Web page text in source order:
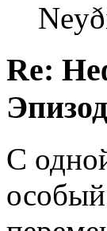
Re:
С